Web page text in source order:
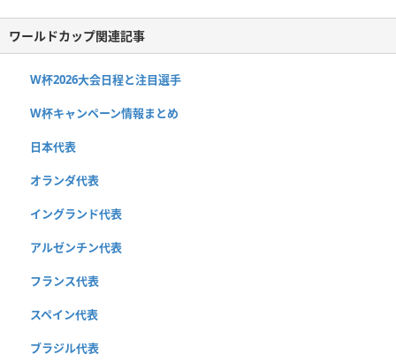
ワールドカップ関連記事
W杯2026大会日程と注目選手
W杯キャンペーン情報まとめ
日本代表
オランダ代表
イングランド代表
アルゼンチン代表
フランス代表
スペイン代表
ブラジル代表